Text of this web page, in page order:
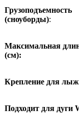
Грузоподъемность
(сноуборды):
Максимальная
(см):
Крепление для лыж
Подходит для дуги